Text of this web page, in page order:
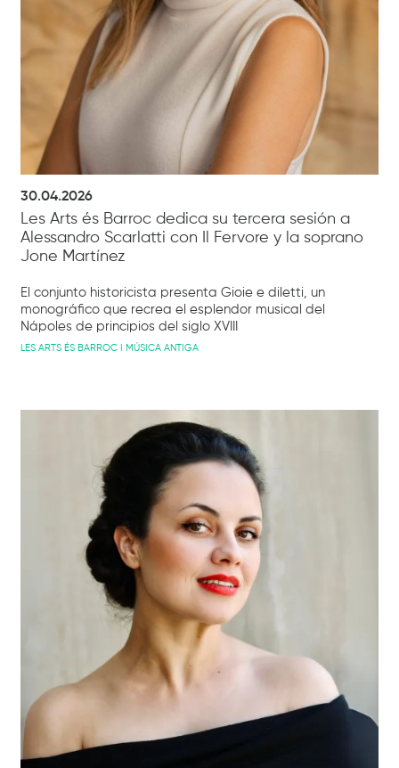
30.04.2026
Les Arts és Barroc dedica su tercera sesión a
Alessandro Scarlatti con Il Fervore y la soprano
Jone Martínez
El conjunto historicista presenta Gioie e diletti, un
monográfico que recrea el esplendor musical del
Nápoles de principios del siglo XVIII
LES ARTS ÉS BARROC I MÚSICA ANTIGA